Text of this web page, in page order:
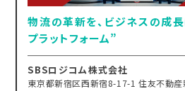
物流の革新を、ビジネスの成長
プラットフォーム”
SBSロジコム株式会社
東京都新宿区西新宿8-17-1 住友不動産